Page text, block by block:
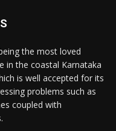
the most loved
in the coastal Karnataka
is well accepted for its
problems such as
coupled with